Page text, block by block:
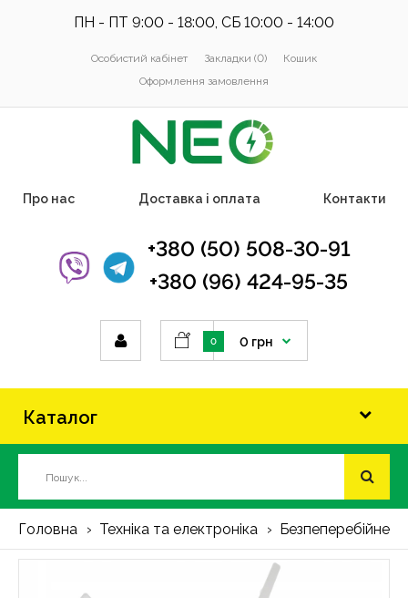
ПН - ПТ 9:00 - 18:00, СБ 10:00 - 14:00
Особистий кабінет Закладки (0)
Кошик
Оформлення замовлення
Про нас Доставка і оплата Контакти
+380 (50) 508-30-91
+380 (96) 424-95-35
0 0 грн
Каталог
Головна Техніка та електроніка Безпеперебійне